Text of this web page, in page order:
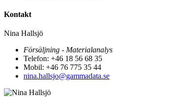
Kontakt
Nina Hallsjö
Försäljning - Materialanalys
Telefon: +46 18 56 68 35
Mobil: +46 76 775 35 44
nina.hallsjo@gammadata.se